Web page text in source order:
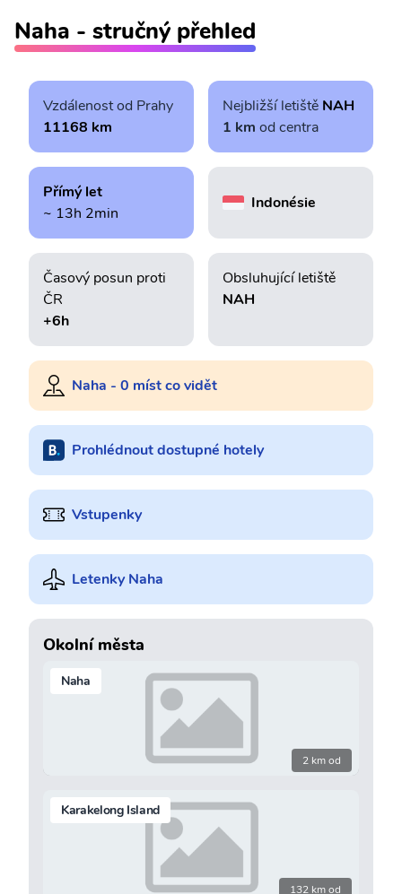
Naha - stručný přehled
Vzdálenost od Prahy
11168 km
Nejbližší letiště NAH
1 km od centra
Přímý let
~ 13h 2min
Indonésie
Časový posun proti
ČR
+6h
Obsluhující letiště
NAH
Naha - 0 míst co vidět
Prohlédnout dostupné hotely
Vstupenky
Letenky Naha
Okolní města
Naha
2 km od
Karakelong Island
132 km od